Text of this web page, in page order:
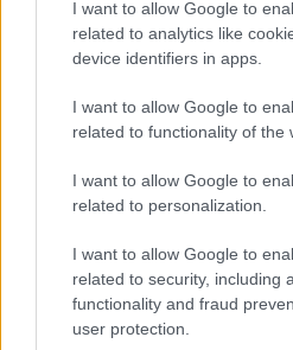
I want to allow Google to
related to analytics like
device identifiers in apps.
I want to allow Google to
related to functionality of the
I want to allow Google to
related to personalization.
I want to allow Google to
related to security, including
functionality and fraud
user protection.
Continua a leggere